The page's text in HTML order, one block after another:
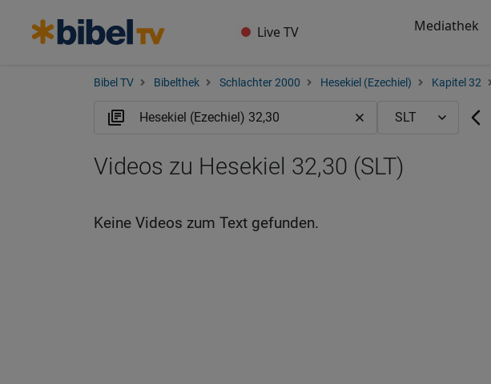
Live TV Mediathek
Bibel TV Bibelthek Schlachter 2000 Hesekiel (Ezechiel) Kapitel 32
Videos zu Hesekiel 32,30 (SLT)
Keine Videos zum Text gefunden.